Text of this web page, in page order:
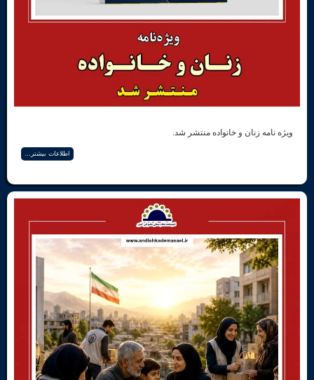
زنان و خانواده منتشر شد.